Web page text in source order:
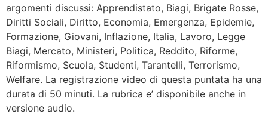
argomenti discussi: Apprendistato, Biagi, Brigate Rosse,
Diritti Sociali, Diritto, Economia, Emergenza, Epidemie,
Formazione, Giovani, Inflazione, Italia, Lavoro, Legge
Biagi, Mercato, Ministeri, Politica, Reddito, Riforme,
Riformismo, Scuola, Studenti, Tarantelli, Terrorismo,
Welfare. La registrazione video di questa puntata ha una
durata di 50 minuti. La rubrica e’ disponibile anche in
versione audio.